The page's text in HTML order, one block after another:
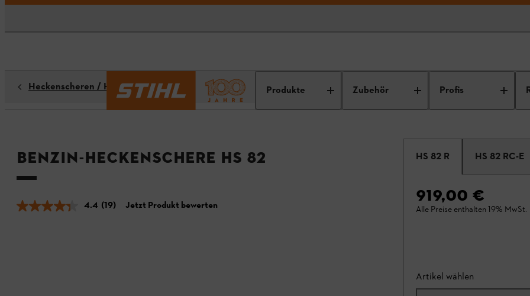
Produkte Zubehör Profis
Heckenscheren / Heckenschneider
Benzin-Heckenschere HS 82
4.4 (19) Jetzt Produkt bewerten
HS 82 R HS 82 RC-E
919,00 €
Alle Preise enthalten 19% MwSt.
Artikel wählen